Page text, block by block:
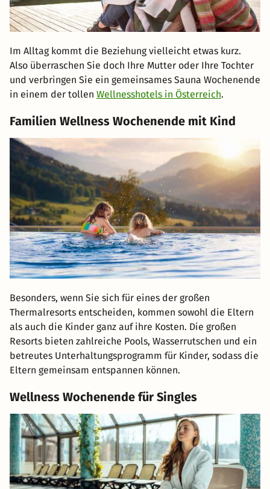
Im Alltag kommt die Beziehung vielleicht etwas kurz.
Also überraschen Sie doch Ihre Mutter oder Ihre Tochter
und verbringen Sie ein gemeinsames Sauna Wochenende
in einem der tollen Wellnesshotels in Österreich.
Familien Wellness Wochenende mit Kind
Besonders, wenn Sie sich für eines der großen
Thermalresorts entscheiden, kommen sowohl die Eltern
als auch die Kinder ganz auf ihre Kosten. Die großen
Resorts bieten zahlreiche Pools, Wasserrutschen und ein
betreutes Unterhaltungsprogramm für Kinder, sodass die
Eltern gemeinsam entspannen können.
Wellness Wochenende für Singles